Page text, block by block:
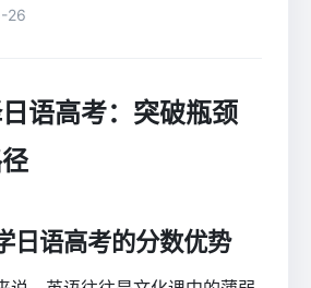
26
语高考：突破瓶颈
日语高考的分数优势